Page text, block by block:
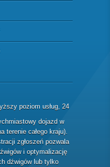
poziom usług, 24
dojazd w
terenie całego kraju).
zgłoszeń pozwala
i optymalizację
dźwigów lub tylko